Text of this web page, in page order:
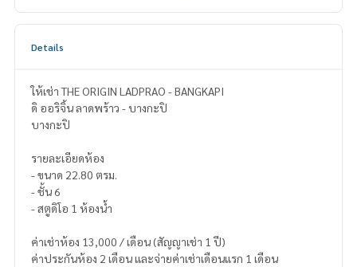
Details
ให้เช่า THE ORIGIN LADPRAO - BANGKAPI
ดิ ออริจิ้น ลาดพร้าว - บางกะปิ
บางกะปิ
รายละเอียดห้อง
- ขนาด 22.80 ตรม.
- ชั้น 6
- สตูดิโอ 1 ห้องน้ำ
ค่าเช่าห้อง 13,000 / เดือน (สัญญาเช่า 1 ปี)
ค่าประกันห้อง 2 เดือน และจ่ายค่าเช่าเดือนแรก 1 เดือน